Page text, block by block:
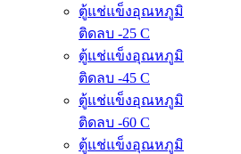
ตู้แช่แข็งอุณหภูมิ
ติดลบ -25 C
ตู้แช่แข็งอุณหภูมิ
ติดลบ -45 C
ตู้แช่แข็งอุณหภูมิ
ติดลบ -60 C
ตู้แช่แข็งอุณหภูมิ